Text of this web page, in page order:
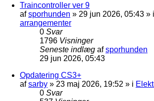
Traincontroller ver 9
afsporhunden » 29 jun 2026, 05:43 » i
arrangementer
0 Svar
1796 Visninger
Seneste indlæg afsporhunden
29 jun 2026, 05:43
Opdatering CS3+
afsarby » 23 maj 2026, 19:52 » i
0 Svar